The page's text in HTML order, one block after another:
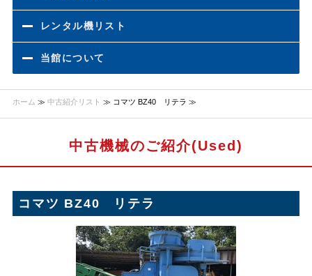
レンタル機リスト
当館について
ホーム ≫ 中古紹介リスト ≫ コマツ BZ40 リテラ ≫
中古機械のご紹介(Used)
コマツ BZ40 リテラ